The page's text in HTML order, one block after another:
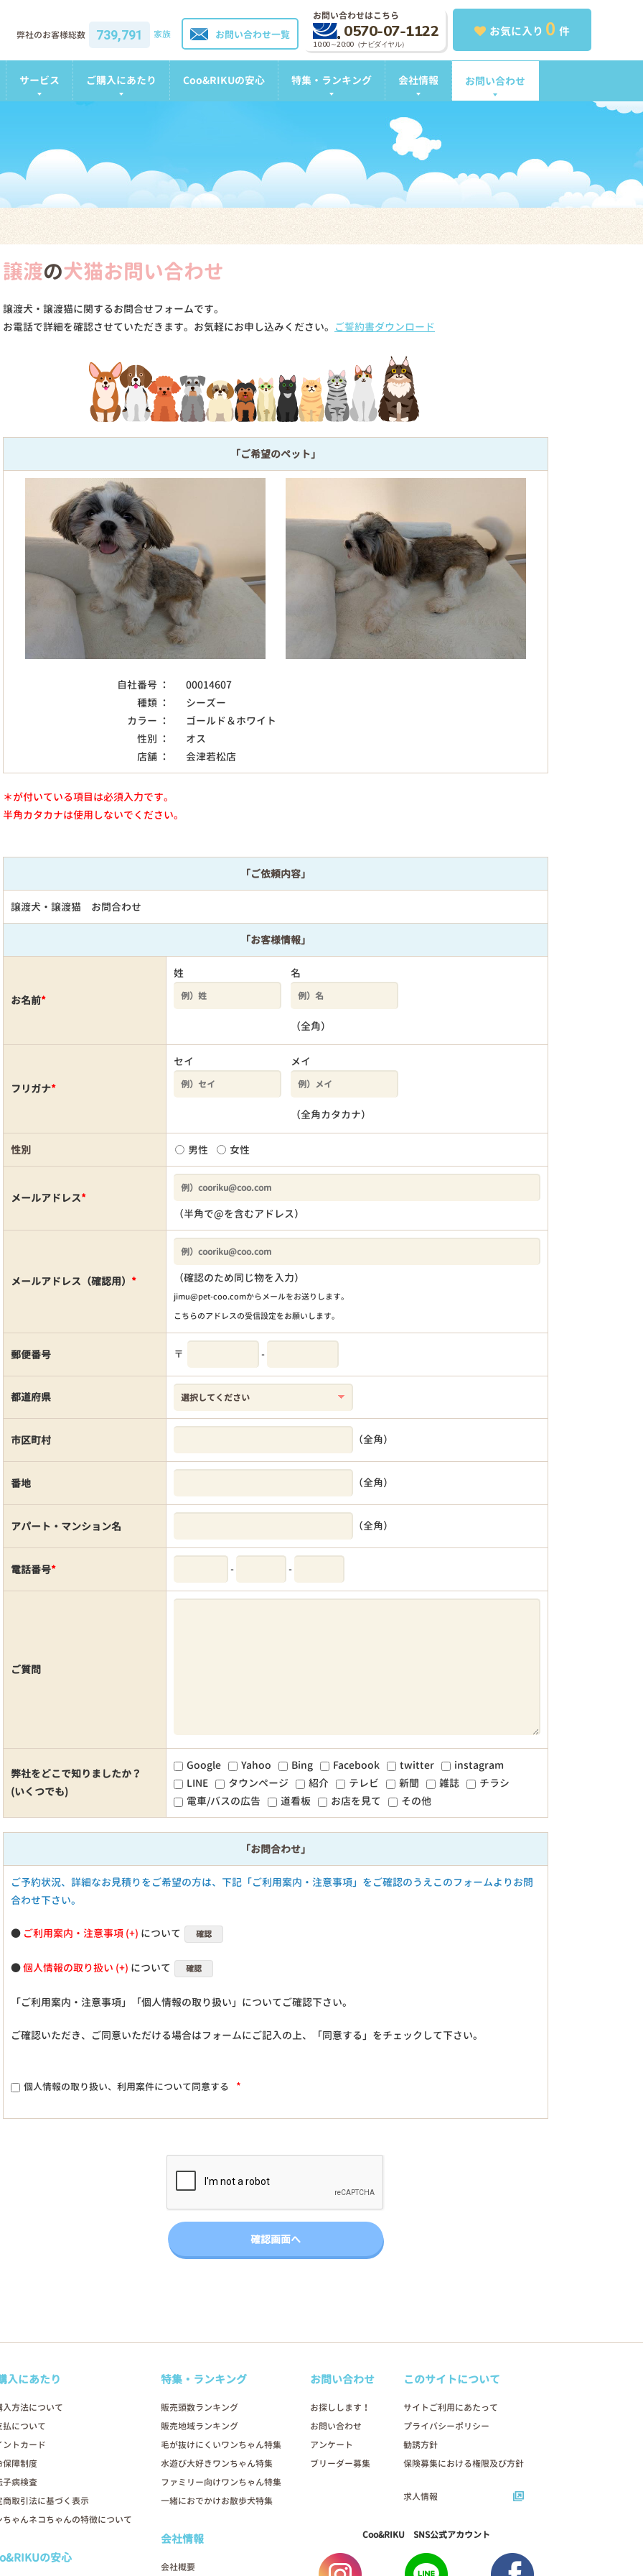
お気に入り 0 件
お問い合わせはこちら
0570-07-1122
10:00～20:00（ナビダイヤル）
お問い合わせ一覧
弊社のお客様総数 739,791 家族
サービス ご購入にあたり Coo&RIKUの安心 特集・ランキング 会社情報 お問い合わせ
譲渡の犬猫お問い合わせ
譲渡犬・譲渡猫に関するお問合せフォームです。
お電話で詳細を確認させていただきます。お気軽にお申し込みください。 ご誓約書ダウンロード
「ご希望のペット」
自社番号 ：
00014607
種類 ：
シーズー
カラー ：
ゴールド＆ホワイト
性別 ：
オス
店舗 ：
会津若松店
＊が付いている項目は必須入力です。
半角カタカナは使用しないでください。
「ご依頼内容」
譲渡犬・譲渡猫 お問合わせ
「お客様情報」
お名前*
姓 名
（全角）
フリガナ*
セイ メイ
（全角カタカナ）
性別 男性 女性
メールアドレス*
（半角で@を含むアドレス）
メールアドレス（確認用） * （確認のため同じ物を入力）
jimu@pet-coo.comからメールをお送りします。
こちらのアドレスの受信設定をお願いします。
郵便番号 〒 -
都道府県
市区町村 （全角）
番地 （全角）
アパート・マンション名 （全角）
電話番号* - -
ご質問
弊社をどこで知りましたか？
(いくつでも)
Google Yahoo Bing Facebook twitter
instagram
LINE
タウンページ 紹介 テレビ 新聞 雑誌
チラシ
電車/バスの広告
道看板 お店を見て その他
「お問合わせ」
ご予約状況、詳細なお見積りをご希望の方は、下記「ご利用案内・注意事項」をご確認のうえこのフォームよりお問
合わせ下さい。
● ご利用案内・注意事項 について 確認
●個人情報の取り扱い について 確認
「ご利用案内・注意事項」「個人情報の取り扱い」についてご確認下さい。
ご確認いただき、ご同意いただける場合はフォームにご記入の上、「同意する」をチェックして下さい。
個人情報の取り扱い、利用案件について同意する *
入にあたり
入方法について
払について
ントカード
保障制度
子病検査
商取引法に基づく表示
ちゃんネコちゃんの特徴について
の安心
特集・ランキング
販売頭数ランキング
販売地域ランキング
毛が抜けにくいワンちゃん特集
水遊び大好きワンちゃん特集
ファミリー向けワンちゃん特集
一緒におでかけお散歩犬特集
会社情報
会社概要
お問い合わせ
お探しします！
お問い合わせ
アンケート
ブリーダー募集
このサイトについて
サイトご利用にあたって
プライバシーポリシー
勧誘方針
保険募集における権限及び方針
求人情報
Coo&RIKU SNS公式アカウント